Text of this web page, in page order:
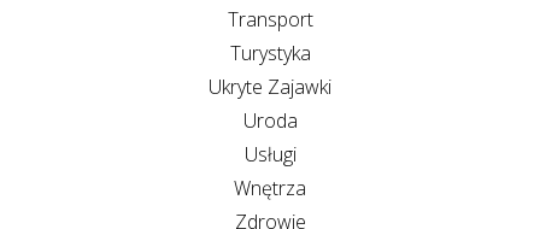
Transport
Turystyka
Ukryte Zajawki
Uroda
Usługi
Wnętrza
Zdrowie